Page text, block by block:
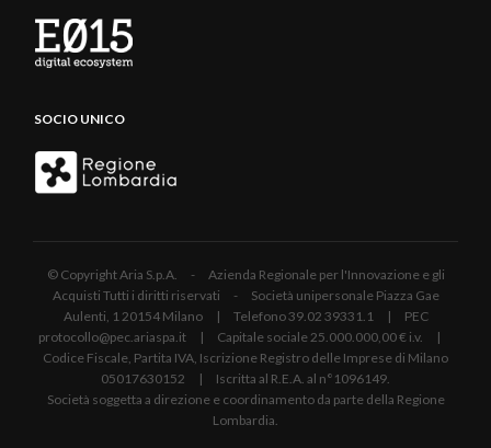
SOCIO UNICO
© Copyright Aria S.p.A. - Azienda Regionale per l'Innovazione e gli
Acquisti Tutti i diritti riservati - Società unipersonale Piazza Gae
Aulenti, 1 20154 Milano | Telefono 39.02 39331.1 | PEC
protocollo@pec.ariaspa.it | Capitale sociale 25.000.000,00 € i.v. |
Codice Fiscale, Partita IVA, Iscrizione Registro delle Imprese di Milano
05017630152 | Iscritta al R.E.A. al n°1096149.
Società soggetta a direzione e coordinamento da parte della Regione
Lombardia.